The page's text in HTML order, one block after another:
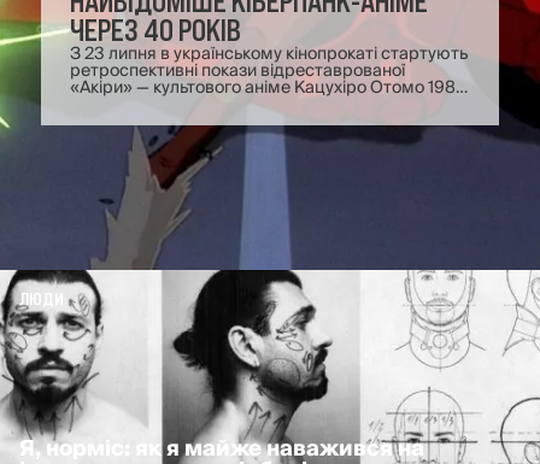
ЧЕРЕЗ 40 РОКІВ
З 23 липня в українському кінопрокаті стартують
ретроспективні покази відреставрованої
«Акіри» — культового аніме Кацухіро Отомо 1988
року. «Акіра» змінила історію мультиплікації та
кінематографа, вплинувши на кілька жанрів
поспіль: від кіберпанку і постапокаліпсису до
бойовика та супергероїки. Кінокритик Станіслав
Тарасенко розповідає, яким цей епос видається
40 років по тому.
Я, норміс: як я майже наважився на
ЛЮДИ